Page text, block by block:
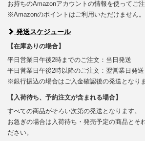
お持ちのAmazonアカウントの情報を使ってご注
※Amazonのポイントはご利用いただけません。
発送スケジュール
【在庫ありの場合】
平日営業日午後2時までのご注文：当日発送
平日営業日午後2時以降のご注文：翌営業日発送
※銀行振込の場合はご入金確認後の発送となりま
【入荷待ち、予約注文が含まれる場合】
すべての商品がそろい次第の発送となります。
お急ぎの場合は入荷待ち・発売予定の商品とそ
ださい。